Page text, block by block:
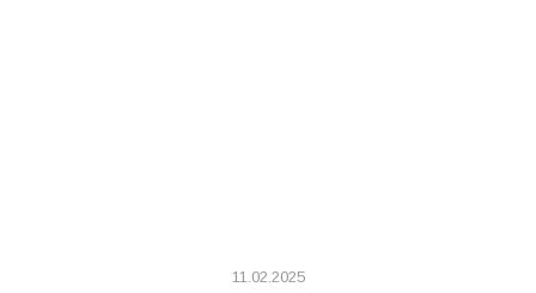
11.02.2025